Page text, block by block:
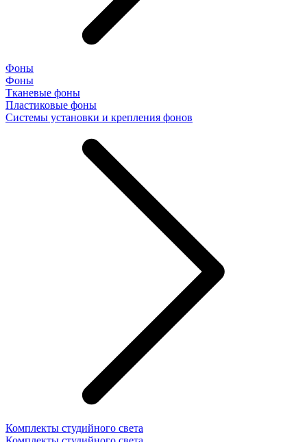
Фоны
Фоны
Тканевые фоны
Пластиковые фоны
Системы установки и крепления фонов
Комплекты студийного света